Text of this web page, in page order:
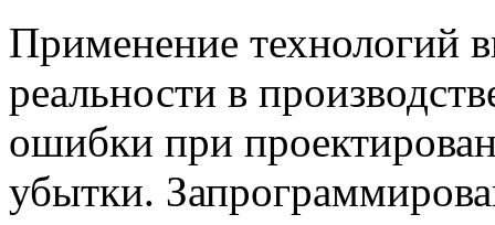
Применение технологий
реальности в
ошибки при
убытки.